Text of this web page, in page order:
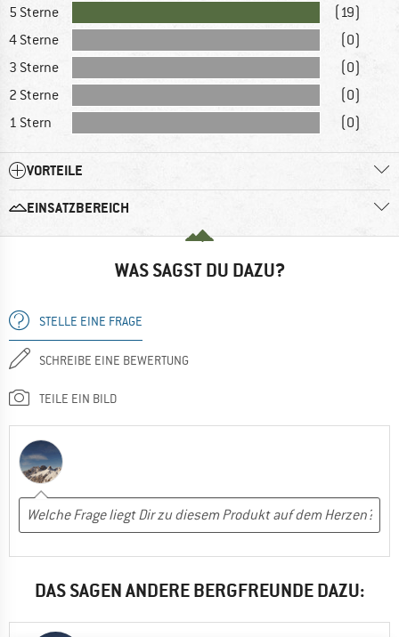
5 Sterne
(19)
4 Sterne
(0)
3 Sterne
(0)
2 Sterne
(0)
1 Stern
(0)
VORTEILE
EINSATZBEREICH
WAS SAGST DU DAZU?
STELLE EINE FRAGE
SCHREIBE EINE BEWERTUNG
TEILE EIN BILD
DAS SAGEN ANDERE BERGFREUNDE DAZU: